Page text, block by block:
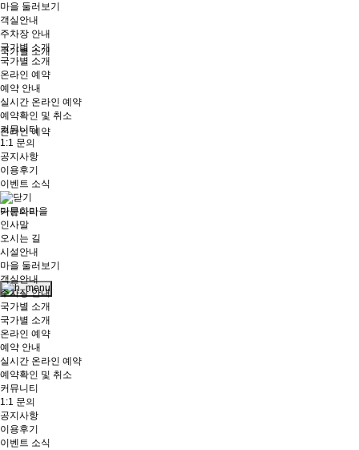
국가별 소개
온라인 예약
커뮤니티
로그
인
마을 둘러보기
객실안내
주차장 안내
국가별 소개
국가별 소개
온라인 예약
예약 안내
실시간 온라인 예약
예약확인 및 취소
커뮤니티
1:1 문의
공지사항
이용후기
이벤트 소식
다문화마을
인사말
오시는 길
시설안내
마을 둘러보기
객실안내
주차장 안내
국가별 소개
국가별 소개
온라인 예약
예약 안내
실시간 온라인 예약
예약확인 및 취소
커뮤니티
1:1 문의
공지사항
이용후기
이벤트 소식